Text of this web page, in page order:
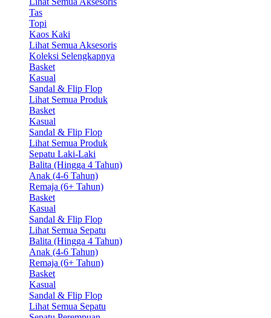
Tas
Topi
Kaos Kaki
Lihat Semua Aksesoris
Koleksi Selengkapnya
Basket
Kasual
Sandal & Flip Flop
Lihat Semua Produk
Basket
Kasual
Sandal & Flip Flop
Lihat Semua Produk
Sepatu Laki-Laki
Balita (Hingga 4 Tahun)
Anak (4-6 Tahun)
Remaja (6+ Tahun)
Basket
Kasual
Sandal & Flip Flop
Lihat Semua Sepatu
Balita (Hingga 4 Tahun)
Anak (4-6 Tahun)
Remaja (6+ Tahun)
Basket
Kasual
Sandal & Flip Flop
Lihat Semua Sepatu